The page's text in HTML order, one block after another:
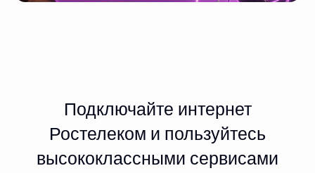
Подключайте интернет
Ростелеком и пользуйтесь
высококлассными сервисами